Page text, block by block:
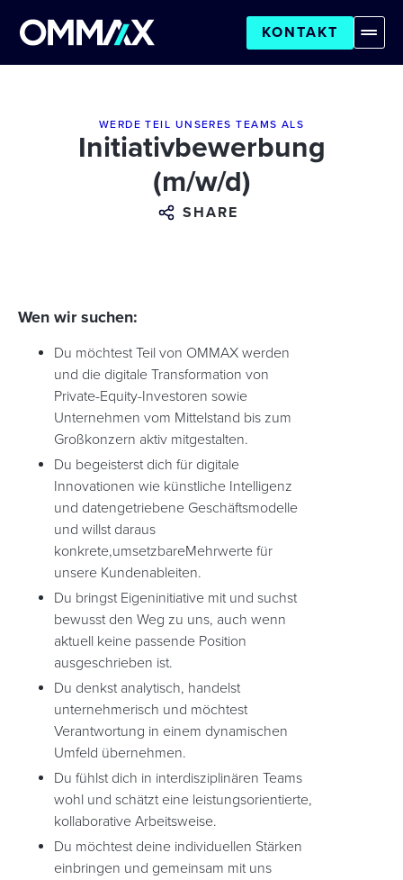
KONTAKT
WERDE TEIL UNSERES TEAMS ALS
Initiativbewerbung
(m/w/d)
SHARE
Wen wir suchen:
Du möchtest Teil von OMMAX werden
und die digitale Transformation von
Private-Equity-Investoren sowie
Unternehmen vom Mittelstand bis zum
Großkonzern aktiv mitgestalten.
Du begeisterst dich für digitale
Innovationen wie künstliche Intelligenz
und datengetriebene Geschäftsmodelle
und willst daraus
konkrete,umsetzbareMehrwerte für
unsere Kundenableiten.
Du bringst Eigeninitiative mit und suchst
bewusst den Weg zu uns, auch wenn
aktuell keine passende Position
ausgeschrieben ist.
Du denkst analytisch, handelst
unternehmerisch und möchtest
Verantwortung in einem dynamischen
Umfeld übernehmen.
Du fühlst dich in interdisziplinären Teams
wohl und schätzt eine leistungsorientierte,
kollaborative Arbeitsweise.
Du möchtest deine individuellen Stärken
einbringen und gemeinsam mit uns